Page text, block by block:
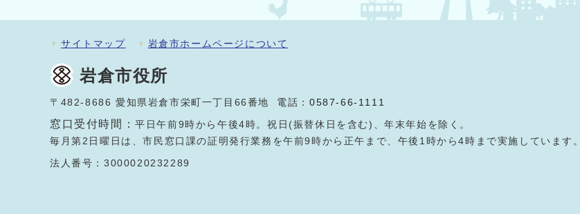
サイトマップ 岩倉市ホームページについて
岩倉市役所
〒482-8686 愛知県岩倉市栄町一丁目66番地 電話：0587-66-1111
窓口受付時間：平日午前9時から午後4時。祝日(振替休日を含む)、年末年始を除く。
毎月第2日曜日は、市民窓口課の証明発行業務を午前9時から正午まで、午後1時から4時まで実施しています。
法人番号：3000020232289